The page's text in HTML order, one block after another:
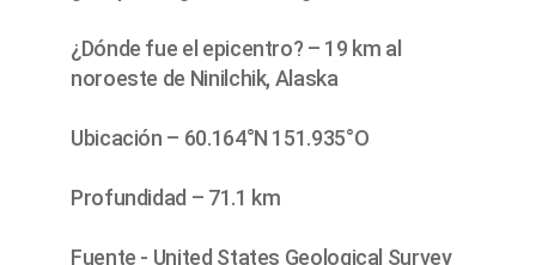
¿Dónde fue el epicentro? – 19 km al
noroeste de Ninilchik, Alaska
Ubicación – 60.164°N 151.935°O
Profundidad – 71.1 km
Fuente - United States Geological Survey